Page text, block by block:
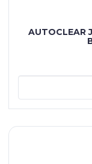
AUTOCLEAR